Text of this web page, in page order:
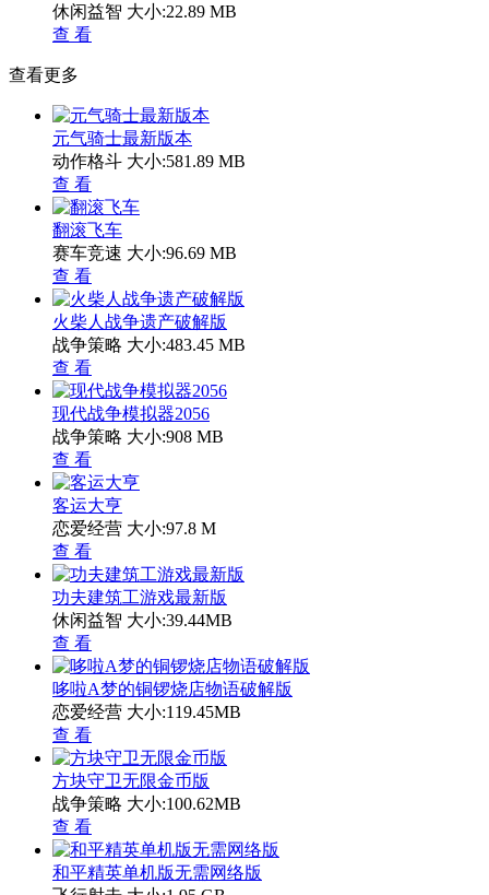
休闲益智 大小:22.89 MB
查 看
查看更多
元气骑士最新版本
动作格斗 大小:581.89 MB
查 看
翻滚飞车
赛车竞速 大小:96.69 MB
查 看
火柴人战争遗产破解版
战争策略 大小:483.45 MB
查 看
现代战争模拟器2056
战争策略 大小:908 MB
查 看
客运大亨
恋爱经营 大小:97.8 M
查 看
功夫建筑工游戏最新版
休闲益智 大小:39.44MB
查 看
哆啦A梦的铜锣烧店物语破解版
恋爱经营 大小:119.45MB
查 看
方块守卫无限金币版
战争策略 大小:100.62MB
查 看
和平精英单机版无需网络版